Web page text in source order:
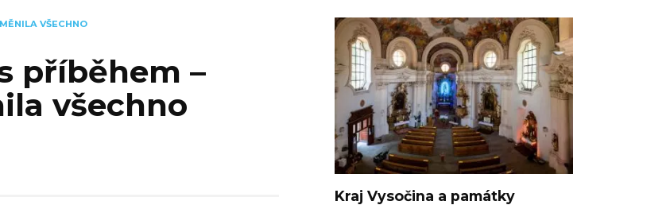
VŠECHNO
příběhem –
všechno
Kraj Vysočina a památky